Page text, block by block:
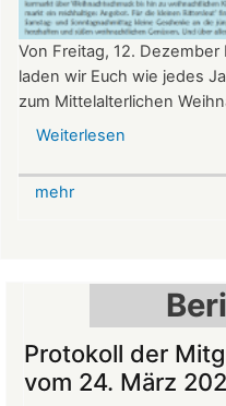
Von Freitag, 12.
laden wir Euch wie jedes
zum Mittelalterlichen
Weiterlesen
Landeck
mehr
Protokoll der
vom 24. März